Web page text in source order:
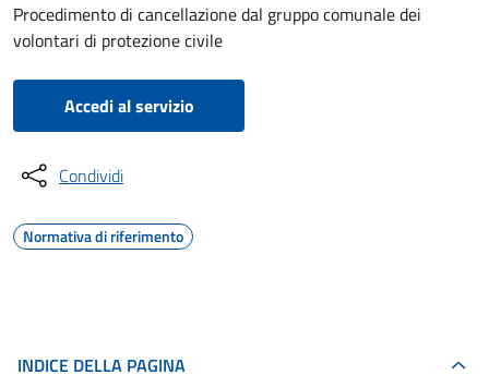
Procedimento di cancellazione dal gruppo comunale dei
volontari di protezione civile
Accedi al servizio
Condividi
Normativa di riferimento
INDICE DELLA PAGINA